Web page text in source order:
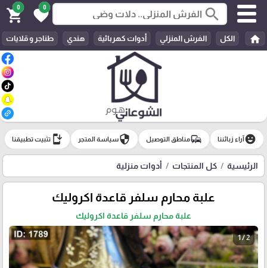
search
0
favorite
0
shopping_cart
home الكل الفرش المنزلي أدوات كهربائية هندي طناجر و قلايات
emoji_emotionsآراء زبائننا commuteمناطق التوصيل securityسياسة المتجر install_mobile تثبيت تطبيقنا
الرئيسية كل المنتجات أدوات منزلية
علبة محارم سلفر قاعدة اكروليك
علبة محارم سلفر قاعدة اكروليك
1 / 2